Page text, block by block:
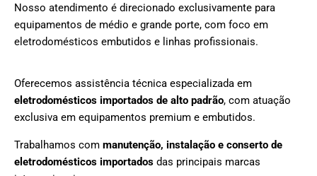
Nosso atendimento é direcionado exclusivamente para
equipamentos de médio e grande porte, com foco em
eletrodomésticos embutidos e linhas profissionais.
Oferecemos assistência técnica especializada em
eletrodomésticos importados de alto padrão, com atuação
exclusiva em equipamentos premium e embutidos.
Trabalhamos com manutenção, instalação e conserto de
eletrodomésticos importados das principais marcas